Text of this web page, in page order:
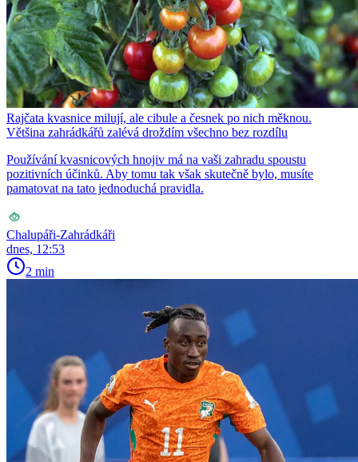
Rajčata kvasnice milují, ale cibule a česnek po nich měknou.
Většina zahrádkářů zalévá droždím všechno bez rozdílu
Používání kvasnicových hnojiv má na vaši zahradu spoustu
pozitivních účinků. Aby tomu tak však skutečně bylo, musíte
pamatovat na tato jednoduchá pravidla.
Chalupáři-Zahrádkáři
dnes, 12:53
2 min